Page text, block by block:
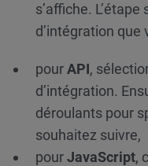
s’affiche.
d’intégration que
pourAPI,
d’intégration.
déroulants pour
souhaitez suivre,
pourJavaScript,